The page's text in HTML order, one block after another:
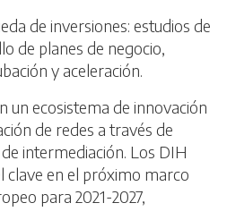
de inversiones: estudios de
de planes de negocio,
y aceleración.
un ecosistema de innovación
de redes a través de
intermediación. Los DIH
clave en el próximo marco
para 2021-2027,